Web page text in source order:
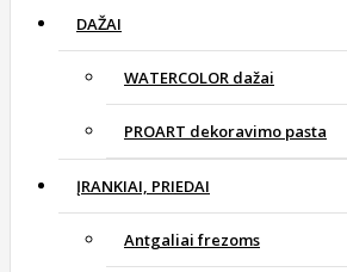
DAŽAI
WATERCOLOR dažai
PROART dekoravimo pasta
ĮRANKIAI, PRIEDAI
Antgaliai frezoms